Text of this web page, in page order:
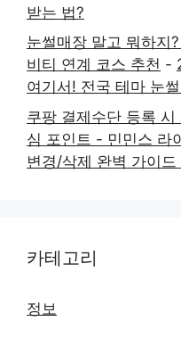
받는 법?
눈썰매장 말고 뭐하지
비티 연계 코스 추천 -
여기서! 전국 테마 눈
쿠팡 결제수단 등록
심 포인트 - 민민스 라
변경/삭제 완벽 가이
카테고리
정보